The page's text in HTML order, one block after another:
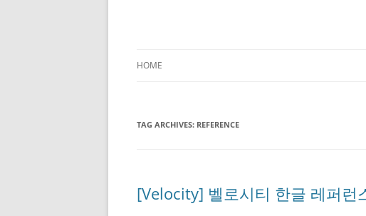
HOME
TAG ARCHIVES: REFERENCE
[Velocity] 벨로시티 한글 레퍼런